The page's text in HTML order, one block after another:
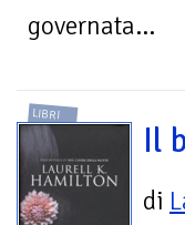
governata...
LIBRI
Il
di